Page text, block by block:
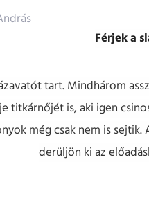
Férjek a
tart. Mindhárom
titkárnőjét is, aki igen
még csak nem is
derüljön ki az